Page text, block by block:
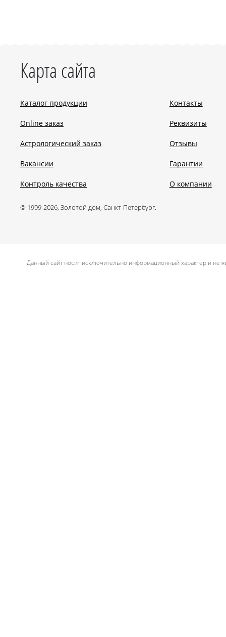
Карта сайта
Каталог продукции
Online заказ
Астрологический заказ
Вакансии
Контроль качества
Контакты
Реквизиты
Отзывы
Гарантии
О компании
© 1999-2026, Золотой дом, Санкт-Петербург.
Данный сайт носит исключительно информационный характер и не